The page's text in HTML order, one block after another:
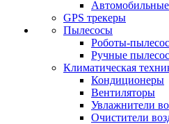
GPS трекеры
Пылесосы
Роботы-
Ручные
Климатическая
Кондиционеры
Вентиляторы
Увлажнители
Очистители